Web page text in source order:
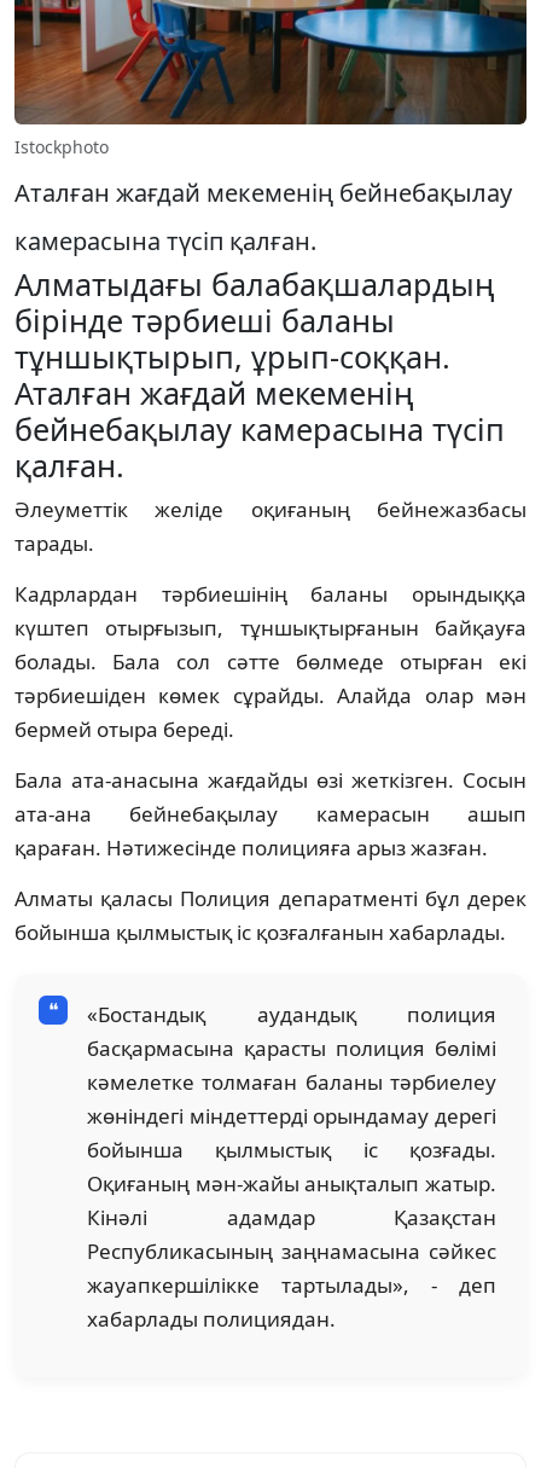
Istockphoto
Аталған жағдай мекеменің бейнебақылау
камерасына түсіп қалған.
Алматыдағы балабақшалардың
бірінде тәрбиеші баланы
тұншықтырып, ұрып-соққан.
Аталған жағдай мекеменің
бейнебақылау камерасына түсіп
қалған.
Әлеуметтік желіде оқиғаның бейнежазбасы
тарады.
Кадрлардан тәрбиешінің баланы орындыққа
күштеп отырғызып, тұншықтырғанын байқауға
болады. Бала сол сәтте бөлмеде отырған екі
тәрбиешіден көмек сұрайды. Алайда олар мән
бермей отыра береді.
Бала ата-анасына жағдайды өзі жеткізген. Сосын
ата-ана бейнебақылау камерасын ашып
қараған. Нәтижесінде полицияға арыз жазған.
Алматы қаласы Полиция депаратменті бұл дерек
бойынша қылмыстық іс қозғалғанын хабарлады.
«Бостандық аудандық полиция
басқармасына қарасты полиция бөлімі
кәмелетке толмаған баланы тәрбиелеу
жөніндегі міндеттерді орындамау дерегі
бойынша қылмыстық іс қозғады.
Оқиғаның мән-жайы анықталып жатыр.
Кінәлі адамдар Қазақстан
Республикасының заңнамасына сәйкес
жауапкершілікке тартылады», - деп
хабарлады полициядан.